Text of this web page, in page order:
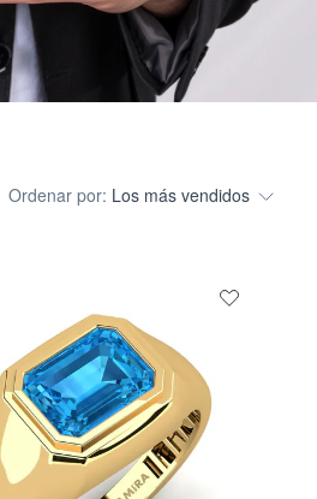
Ordenar por: Los más vendidos